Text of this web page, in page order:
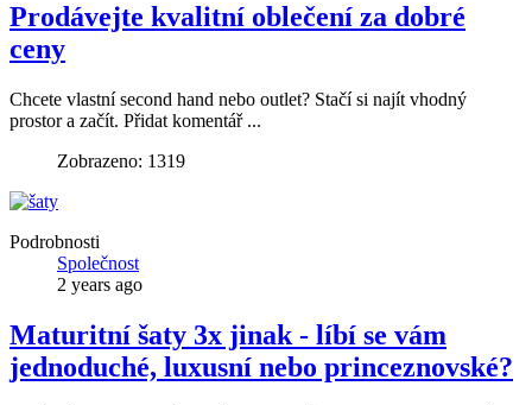
Prodávejte kvalitní oblečení za dobré
ceny
Chcete vlastní second hand nebo outlet? Stačí si najít vhodný
prostor a začít. Přidat komentář ...
Zobrazeno: 1319
Podrobnosti
Společnost
2 years ago
Maturitní šaty 3x jinak - líbí se vám
jednoduché, luxusní nebo princeznovské?